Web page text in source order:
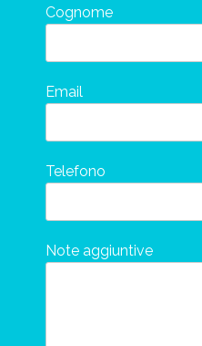
Cognome
Email
Telefono
Note aggiuntive